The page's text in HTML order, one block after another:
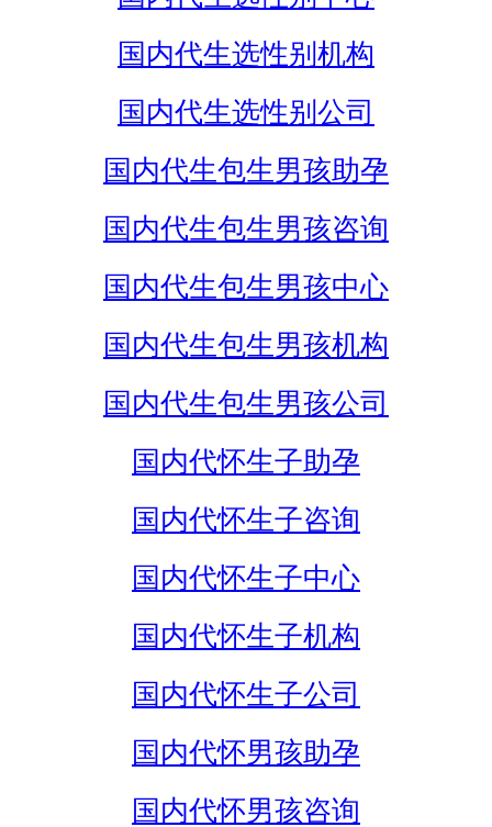
国内代生选性别机构
国内代生选性别公司
国内代生包生男孩助孕
国内代生包生男孩咨询
国内代生包生男孩中心
国内代生包生男孩机构
国内代生包生男孩公司
国内代怀生子助孕
国内代怀生子咨询
国内代怀生子中心
国内代怀生子机构
国内代怀生子公司
国内代怀男孩助孕
国内代怀男孩咨询